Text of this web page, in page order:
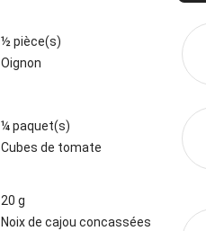
½ pièce(s)
Oignon
¼ paquet(s)
Cubes de tomate
20 g
Noix de cajou concassées